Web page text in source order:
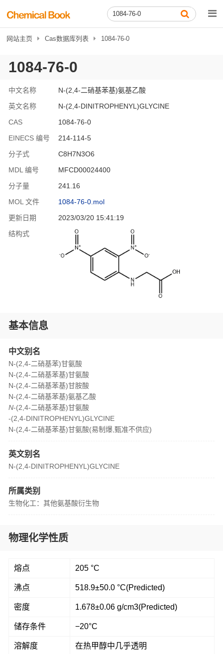
网站主页 Cas数据库列表 1084-76-0
1084-76-0
中文名称
N-(2,4-二硝基苯基)氨基乙酸
英文名称
N-(2,4-DINITROPHENYL)GLYCINE
CAS
1084-76-0
EINECS 编号
214-114-5
分子式
C8H7N3O6
MDL 编号
MFCD00024400
分子量
241.16
MOL 文件
1084-76-0.mol
更新日期
2023/03/20 15:41:19
结构式
基本信息
中文别名
N-(2,4-二硝基苯)甘氨酸
N-(2,4-二硝基苯基)甘氨酸
N-(2,4-二硝基苯基)甘胺酸
N-(2,4-二硝基苯基)氨基乙酸
N-(2,4-二硝基苯基)甘氨酸
-(2,4-DINITROPHENYL)GLYCINE
N-(2,4-二硝基苯基)甘氨酸(易制爆,甄准不供应)
英文别名
N-(2,4-DINITROPHENYL)GLYCINE
所属类别
生物化工：其他氨基酸衍生物
物理化学性质
熔点 205 °C
沸点 518.9±50.0 °C(Predicted)
密度 1.678±0.06 g/cm3(Predicted)
储存条件 −20°C
溶解度 在热甲醇中几乎透明